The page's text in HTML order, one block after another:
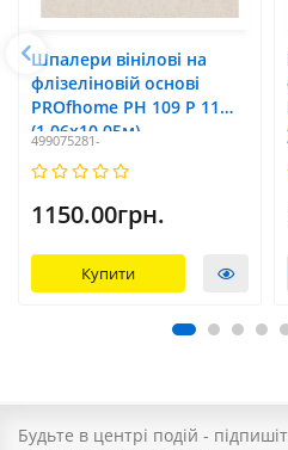
Шпалери вінілові на
флізеліновій основі
PROfhome РН 109 Р 11
(1,06x10,05м)
499075281-
1150.00грн.
Купити
Будьте в центрі подій -